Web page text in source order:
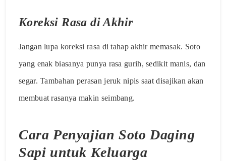
Koreksi Rasa di Akhir
Jangan lupa koreksi rasa di tahap akhir memasak. Soto
yang enak biasanya punya rasa gurih, sedikit manis, dan
segar. Tambahan perasan jeruk nipis saat disajikan akan
membuat rasanya makin seimbang.
Cara Penyajian Soto Daging
Sapi untuk Keluarga